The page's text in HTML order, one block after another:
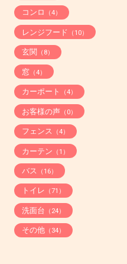
コンロ （4）
レンジフード （10）
玄関 （8）
窓（4）
カーポート （4）
お客様の声（0）
フェンス （4）
カーテン （1）
バス （16）
トイレ （71）
洗面台 （24）
その他（34）